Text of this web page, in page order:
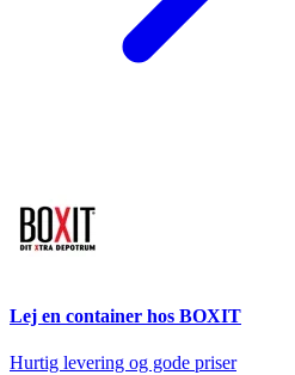
Lej en container hos BOXIT
Hurtig levering og gode priser